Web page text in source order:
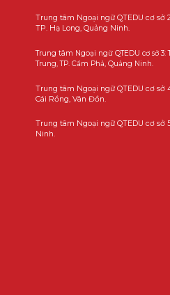
Trung tâm Ngoại ngữ QTEDU cơ sở
TP. Hạ Long, Quảng Ninh.
Trung tâm Ngoại ngữ QTEDU cơ sở 3:
Trung, TP. Cẩm Phả, Quảng Ninh.
Trung tâm Ngoại ngữ QTEDU cơ sở
Cái Rồng, Vân Đồn.
Trung tâm Ngoại ngữ QTEDU cơ sở
Ninh.